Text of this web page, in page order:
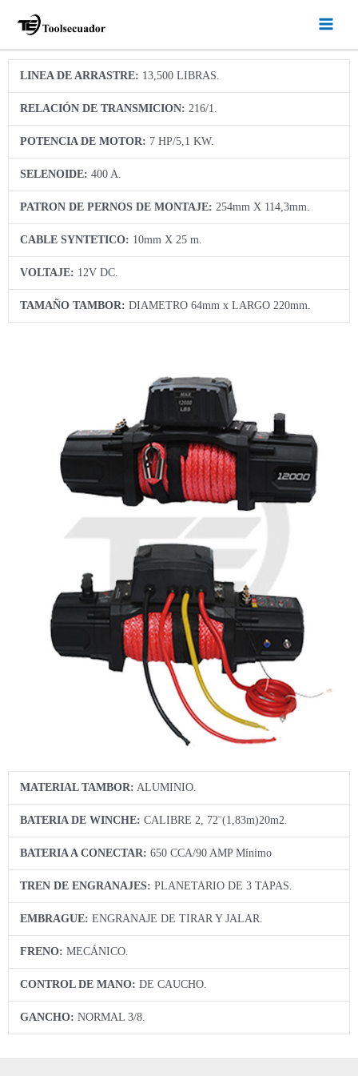
Main
Menu
LINEA DE ARRASTRE: 13,500 LIBRAS.
RELACIÓN DE TRANSMICION: 216/1.
POTENCIA DE MOTOR: 7 HP/5,1 KW.
SELENOIDE: 400 A.
PATRON DE PERNOS DE MONTAJE: 254mm X 114,3mm.
CABLE SYNTETICO: 10mm X 25 m.
VOLTAJE: 12V DC.
TAMAÑO TAMBOR: DIAMETRO 64mm x LARGO 220mm.
MATERIAL TAMBOR: ALUMINIO.
BATERIA DE WINCHE: CALIBRE 2, 72¨(1,83m)20m2.
BATERIA A CONECTAR: 650 CCA/90 AMP Mínimo
TREN DE ENGRANAJES: PLANETARIO DE 3 TAPAS.
EMBRAGUE: ENGRANAJE DE TIRAR Y JALAR.
FRENO: MECÁNICO.
CONTROL DE MANO: DE CAUCHO.
GANCHO: NORMAL 3/8.